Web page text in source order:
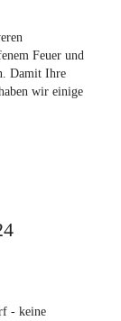
Feuer und
Damit Ihre
wir einige
- keine